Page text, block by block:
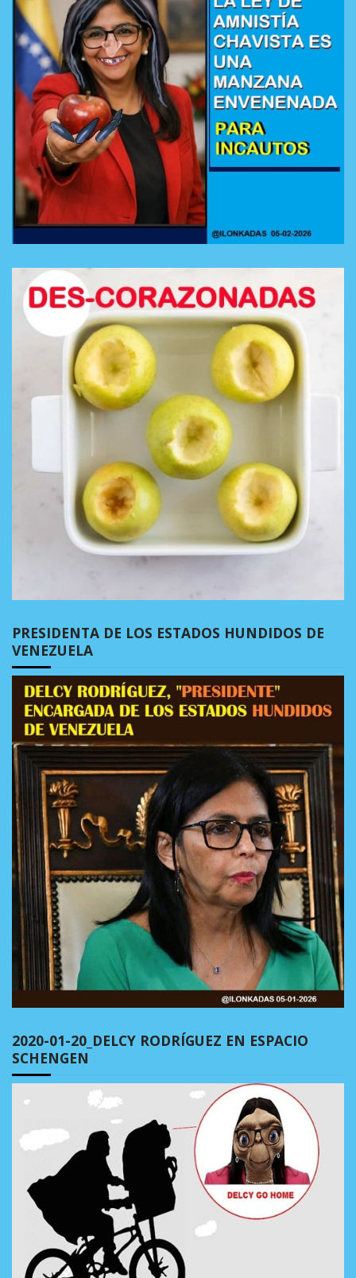
PRESIDENTA DE LOS ESTADOS HUNDIDOS DE
VENEZUELA
2020-01-20_DELCY RODRÍGUEZ EN ESPACIO
SCHENGEN